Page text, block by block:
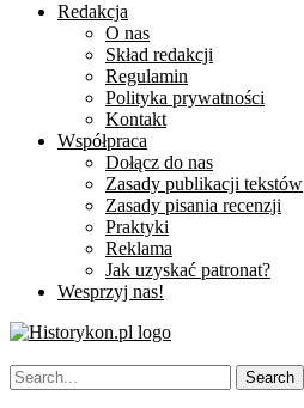
Redakcja
O nas
Skład redakcji
Regulamin
Polityka prywatności
Kontakt
Współpraca
Dołącz do nas
Zasady publikacji tekstów
Zasady pisania recenzji
Praktyki
Reklama
Jak uzyskać patronat?
Wesprzyj nas!